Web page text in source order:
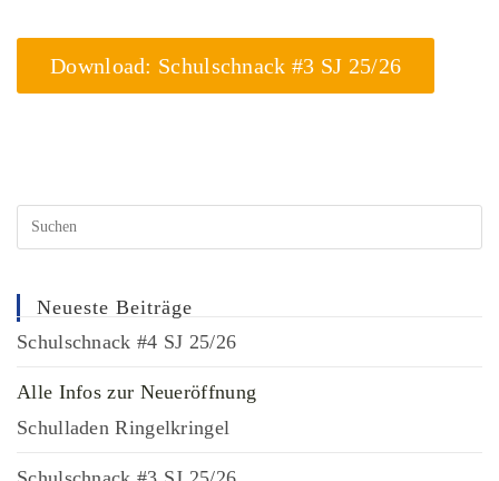
Download: Schulschnack #3 SJ 25/26
Neueste Beiträge
Schulschnack #4 SJ 25/26
Alle Infos zur Neueröffnung
Schulladen Ringelkringel